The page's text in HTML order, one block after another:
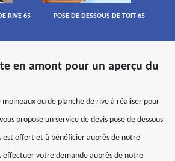
RIVE 65 POSE DE DESSOUS DE TOIT 65
en amont pour un aperçu du
moineaux ou de planche de rive à réaliser pour
propose un service de devis pose de dessous
est offert et à bénéficier auprès de notre
effectuer votre demande auprès de notre